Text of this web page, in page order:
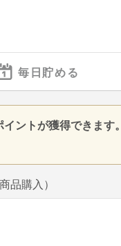
毎日貯める
ントが獲得できます。
品購入）